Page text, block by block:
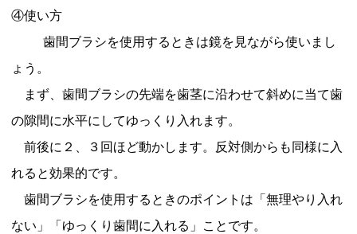
④使い方
歯間ブラシを使用するときは鏡を見ながら使いまし
ょう。
まず、歯間ブラシの先端を歯茎に沿わせて斜めに当て歯
の隙間に水平にしてゆっくり入れます。
前後に２、３回ほど動かします。反対側からも同様に入
れると効果的です。
歯間ブラシを使用するときのポイントは「無理やり入れ
ない」「ゆっくり歯間に入れる」ことです。